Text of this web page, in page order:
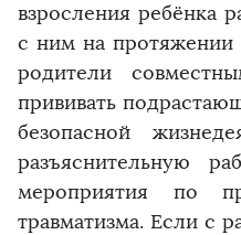
взросления ребёнка
с ним на протяжении
родители
прививать
безопасной
разъяснительную
мероприятия по
травматизма. Если с